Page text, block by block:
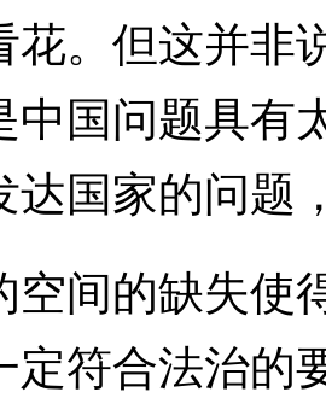
花。但这并非
中国问题具有
达国家的问题
的缺失使
定符合法治的